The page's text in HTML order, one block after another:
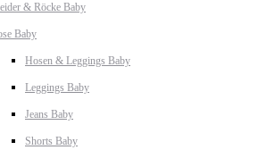
& Röcke Baby
Baby
Hosen & Leggings Baby
Leggings Baby
Jeans Baby
Shorts Baby